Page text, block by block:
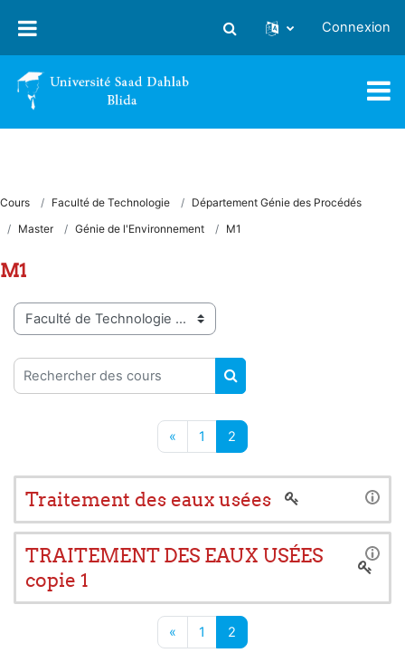
Activer/désactiver la saisie
Connexion
Cours Faculté de Technologie
Département Génie des Procédés
Master
Génie de l'Environnement M1
M1
Catégories de cours
Rechercher des cours
RECHERCHER DES
« Page précédente
1 Page 1
2
Traitement des eaux usées
TRAITEMENT DES EAUX USÉES
copie 1
« Page précédente
1 Page 1
2